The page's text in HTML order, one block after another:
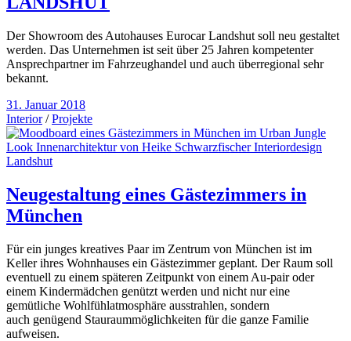
Der Showroom des Autohauses Eurocar Landshut soll neu gestaltet
werden. Das Unternehmen ist seit über 25 Jahren kompetenter
Ansprechpartner im Fahrzeughandel und auch überregional sehr
bekannt.
31. Januar 2018
Interior/Projekte
Neugestaltung eines Gästezimmers in
München
Für ein junges kreatives Paar im Zentrum von München ist im
Keller ihres Wohnhauses ein Gästezimmer geplant. Der Raum soll
eventuell zu einem späteren Zeitpunkt von einem Au-pair oder
einem Kindermädchen genützt werden und nicht nur eine
gemütliche Wohlfühlatmosphäre ausstrahlen, sondern
auch genügend Stauraummöglichkeiten für die ganze Familie
aufweisen.